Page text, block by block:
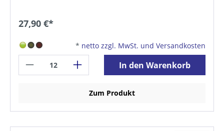
27,90 €*
* netto zzgl. MwSt. und Versandkosten
In den Warenkorb
Zum Produkt